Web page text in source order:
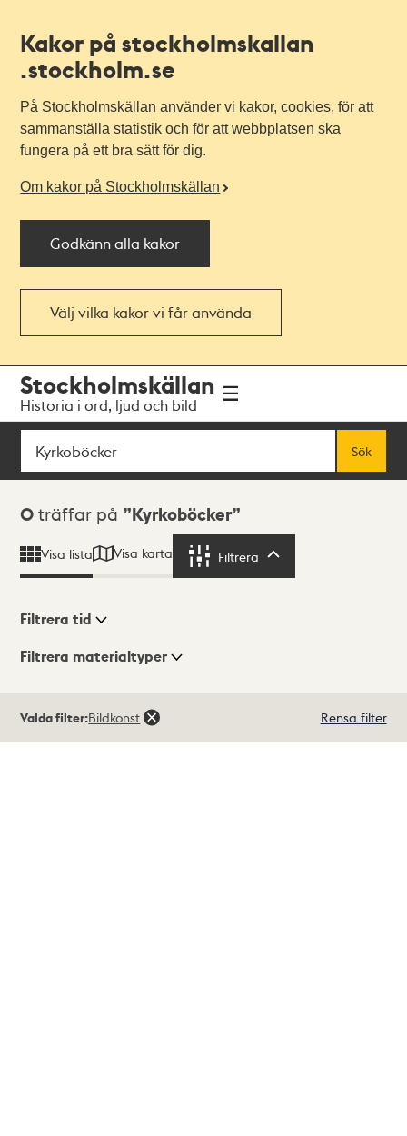
Kakor på stockholmskallan
.stockholm.se
På Stockholmskällan använder vi kakor, cookies, för att
sammanställa statistik och för att webbplatsen ska
fungera på ett bra sätt för dig.
Om kakor på Stockholmskällan
Godkänn alla kakor
Välj vilka kakor vi får använda
navigationen
huvudinnehållet
Stockholmskällan
Historia i ord, ljud och bild
Sök
Sök
Sökresultat
0 träffar på Kyrkoböcker
Visa lista Visa karta Filtrera
Visningsläge
Filtrera tid
Filtrera materialtyper
träffar
Valda filter:Bildkonst Rensa filter